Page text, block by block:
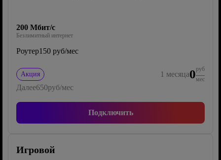
200 Мбит/с
Безлимитный интернет
Роутер150 руб/мес
Акция 1 месяца0руб
мес
Далее650руб/мес
Подключить
Игровой